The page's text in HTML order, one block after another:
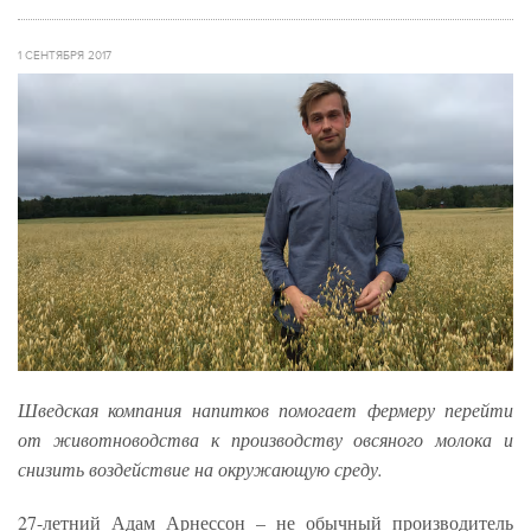
1 СЕНТЯБРЯ 2017
Шведская компания напитков помогает фермеру перейти
от животноводства к производству овсяного молока и
снизить воздействие на окружающую среду.
27-летний Адам Арнессон – не обычный производитель